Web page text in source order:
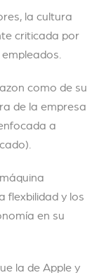
la cultura
criticada por
como de su
de la empresa
a
flexbilidad y los
en su
la de Apple y